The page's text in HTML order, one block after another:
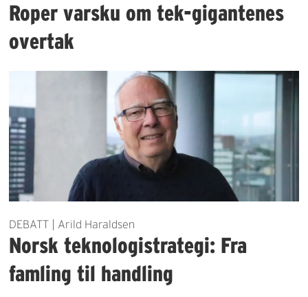
Roper varsku om tek-gigantenes
overtak
DEBATT | Arild Haraldsen
Norsk teknologistrategi: Fra
famling til handling